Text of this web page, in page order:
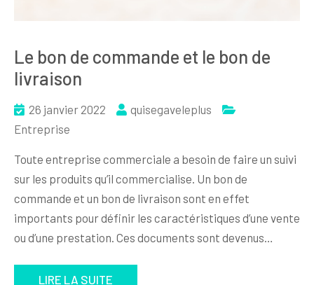
Le bon de commande et le bon de
livraison
26 janvier 2022
quisegaveleplus
Entreprise
Toute entreprise commerciale a besoin de faire un suivi
sur les produits qu’il commercialise. Un bon de
commande et un bon de livraison sont en effet
importants pour définir les caractéristiques d’une vente
ou d’une prestation. Ces documents sont devenus…
LIRE LA SUITE